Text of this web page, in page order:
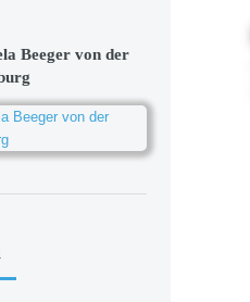
Beeger von der